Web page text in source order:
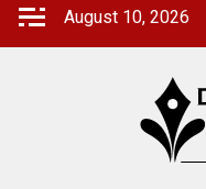
Skip
August 10, 2026